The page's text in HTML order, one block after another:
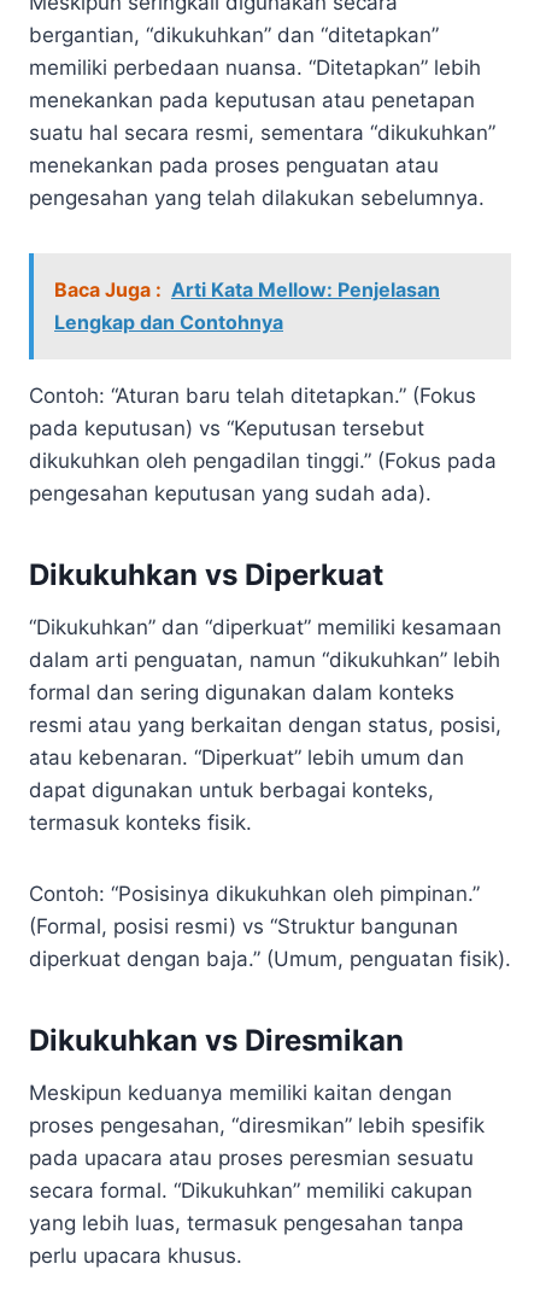
bergantian, “dikukuhkan” dan “ditetapkan”
memiliki perbedaan nuansa. “Ditetapkan” lebih
menekankan pada keputusan atau penetapan
suatu hal secara resmi, sementara “dikukuhkan”
menekankan pada proses penguatan atau
pengesahan yang telah dilakukan sebelumnya.
Baca Juga : Arti Kata Mellow: Penjelasan
Lengkap dan Contohnya
Contoh: “Aturan baru telah ditetapkan.” (Fokus
pada keputusan) vs “Keputusan tersebut
dikukuhkan oleh pengadilan tinggi.” (Fokus pada
pengesahan keputusan yang sudah ada).
Dikukuhkan vs Diperkuat
“Dikukuhkan” dan “diperkuat” memiliki kesamaan
dalam arti penguatan, namun “dikukuhkan” lebih
formal dan sering digunakan dalam konteks
resmi atau yang berkaitan dengan status, posisi,
atau kebenaran. “Diperkuat” lebih umum dan
dapat digunakan untuk berbagai konteks,
termasuk konteks fisik.
Contoh: “Posisinya dikukuhkan oleh pimpinan.”
(Formal, posisi resmi) vs “Struktur bangunan
diperkuat dengan baja.” (Umum, penguatan fisik).
Dikukuhkan vs Diresmikan
Meskipun keduanya memiliki kaitan dengan
proses pengesahan, “diresmikan” lebih spesifik
pada upacara atau proses peresmian sesuatu
secara formal. “Dikukuhkan” memiliki cakupan
yang lebih luas, termasuk pengesahan tanpa
perlu upacara khusus.